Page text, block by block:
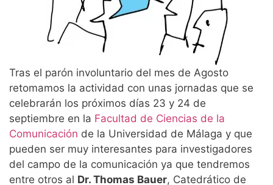
Tras el parón involuntario del mes de Agosto
retomamos la actividad con unas jornadas que se
celebrarán los próximos días 23 y 24 de
septiembre en la Facultad de Ciencias de la
Comunicación de la Universidad de Málaga y que
pueden ser muy interesantes para investigadores
del campo de la comunicación ya que tendremos
entre otros al Dr. Thomas Bauer, Catedrático de